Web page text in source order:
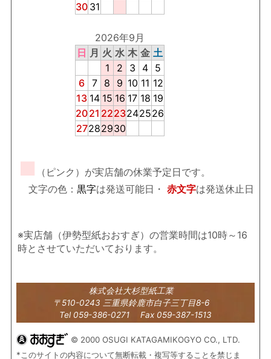
30 31
2026年9月
日 月 火 水 木 金 土
1
2 3 4 5
6 7 8 9 10 11 12
13 14 15 16 17 18 19
2021 2223242526
27282930
■
（ピンク）が実店舗の休業予定日です。
文字の色： 黒字は発送可能日・ 赤文字は発送休止日
※実店舗（伊勢型紙おおすぎ）の営業時間は10時～16
時とさせていただいております。
株式会社大杉型紙工業
〒510-0243 三重県鈴鹿市白子三丁目8-6
Tel 059-386-0271 Fax 059-387-1513
© 2000 OSUGI KATAGAMIKOGYO CO., LTD.
*このサイトの内容について無断転載・複写等することを禁じま